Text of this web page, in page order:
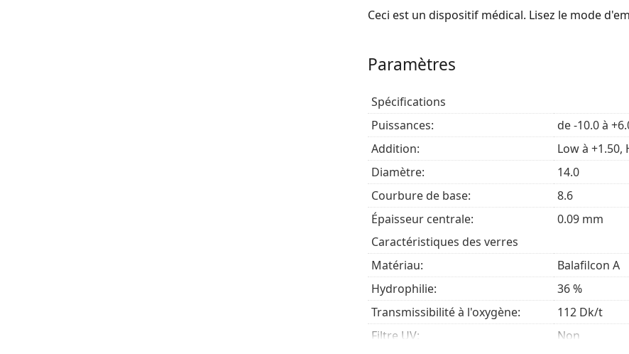
Ceci est un dispositif médical. Lisez le mode
Paramètres
Spécifications
Puissances:
de -10.0 à
Addition:
Low à +1.50,
Diamètre:
14.0
Courbure de base:
8.6
Épaisseur centrale:
0.09 mm
Caractéristiques des verres
Matériau:
Balafilcon A
Hydrophilie:
36 %
Transmissibilité à l'oxygène:
112 Dk/t
Filtre UV:
Non